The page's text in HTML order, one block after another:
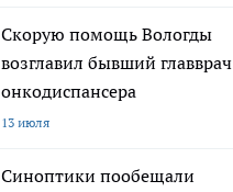
Скорую помощь Вологды
возглавил бывший главврач
онкодиспансера
13 июля
Синоптики пообещали